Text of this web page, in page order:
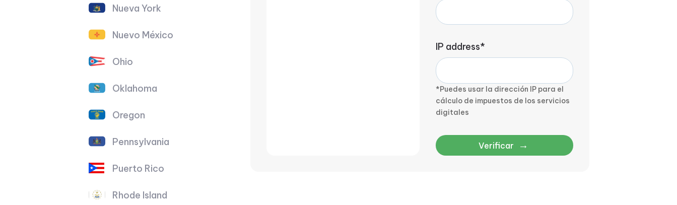
Nueva York
Nuevo México
Ohio
Oklahoma
Oregon
Pennsylvania
Puerto Rico
Rhode Island
IP address*
*Puedes usar la dirección IP para el
cálculo de impuestos de los servicios
digitales
Verificar →